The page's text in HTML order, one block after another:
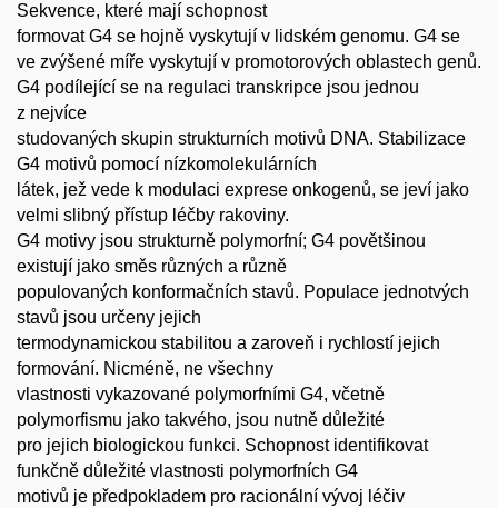
Sekvence, které mají schopnost
formovat G4 se hojně vyskytují v lidském genomu. G4 se
ve zvýšené míře vyskytují v promotorových oblastech genů.
G4 podílející se na regulaci transkripce jsou jednou
z nejvíce
studovaných skupin strukturních motivů DNA. Stabilizace
G4 motivů pomocí nízkomolekulárních
látek, jež vede k modulaci exprese onkogenů, se jeví jako
velmi slibný přístup léčby rakoviny.
G4 motivy jsou strukturně polymorfní; G4 povětšinou
existují jako směs různých a různě
populovaných konformačních stavů. Populace jednotvých
stavů jsou určeny jejich
termodynamickou stabilitou a zaroveň i rychlostí jejich
formování. Nicméně, ne všechny
vlastnosti vykazované polymorfními G4, včetně
polymorfismu jako takvého, jsou nutně důležité
pro jejich biologickou funkci. Schopnost identifikovat
funkčně důležité vlastnosti polymorfních G4
motivů je předpokladem pro racionální vývoj léčiv